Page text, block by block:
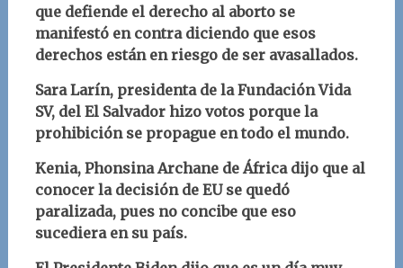
que defiende el derecho al aborto se
manifestó en contra diciendo que esos
derechos están en riesgo de ser avasallados.
Sara Larín, presidenta de la Fundación Vida
SV, del El Salvador hizo votos porque la
prohibición se propague en todo el mundo.
Kenia, Phonsina Archane de África dijo que al
conocer la decisión de EU se quedó
paralizada, pues no concibe que eso
sucediera en su país.